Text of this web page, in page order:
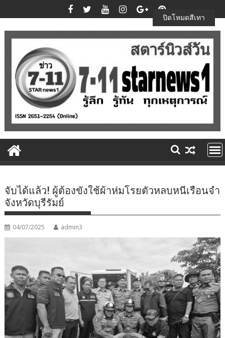
to
content
จับได้แล้ว! ผู้ต้องขังใช้ผ้าห่มโรยตัวหลบหนีเรือนจำ
จังหวัดบุรีรัมย์
04/07/2025 admin3
ปิดโหมดสีเทา